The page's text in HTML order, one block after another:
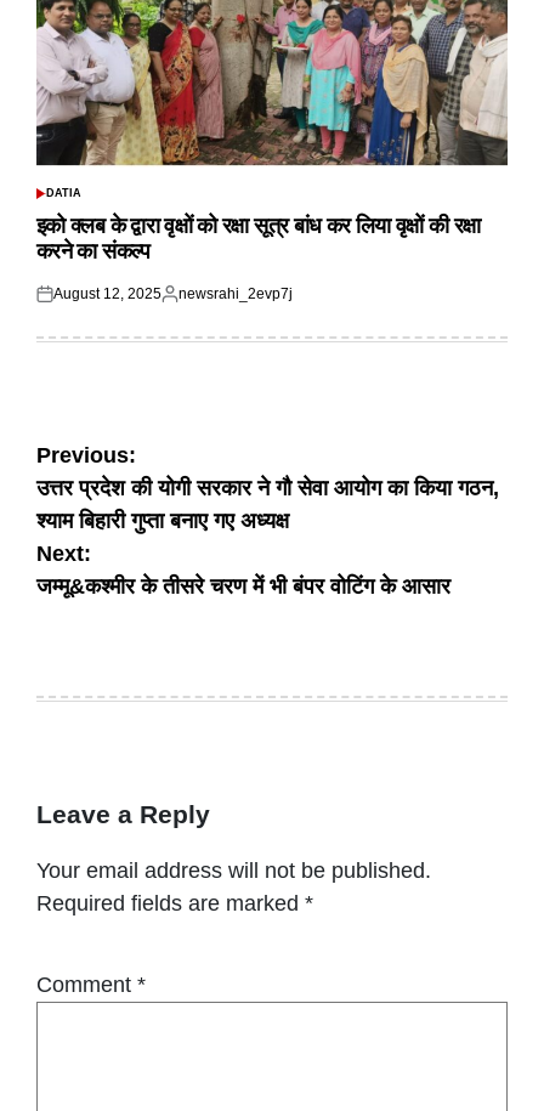
POSTED
DATIA
इको क्लब के द्वारा वृक्षों को रक्षा सूत्र बांध कर लिया वृक्षों की रक्षा
करने का संकल्प
Posted
August 12, 2025
Posted
newsrahi_2evp7j
Post
navigation
Previous:
उत्तर प्रदेश की योगी सरकार ने गौ सेवा आयोग का किया गठन,
श्याम बिहारी गुप्ता बनाए गए अध्यक्ष
Next:
जम्मू&कश्मीर के तीसरे चरण में भी बंपर वोटिंग के आसार
Leave a Reply
Your email address will not be published.
Required fields are marked *
Comment *